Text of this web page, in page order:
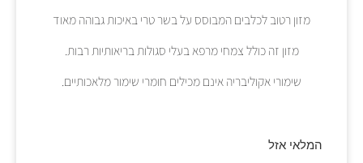
מזון רטוב לכלבים המבוסס על בשר טרי באיכות גבוהה מאוד
מזון זה כולל צמחי מרפא בעלי סגולות בריאותיות רבות.
שימורי אקוליבריה אינם מכילים חומרי שימור מלאכותיים.
המלאי אזל